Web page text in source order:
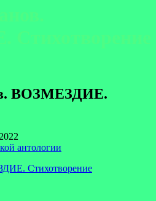
ВОЗМЕЗДИЕ.
антологии
Стихотворение